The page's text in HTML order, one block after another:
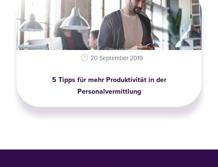
Produkte
Lösungen
Developers
Preise
Warum
Log
in
20 September 2019
5 Tipps für mehr Produktivität in der
Personalvermittlung